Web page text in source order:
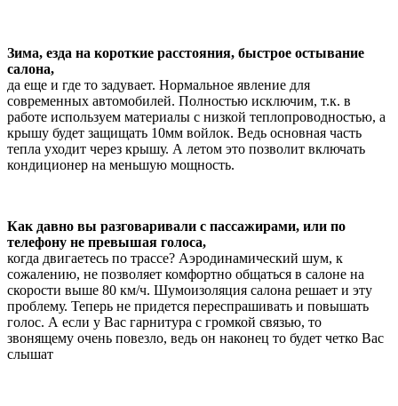
Зима, езда на короткие расстояния, быстрое остывание
салона,
да еще и где то задувает. Нормальное явление для
современных автомобилей. Полностью исключим, т.к. в
работе используем материалы с низкой теплопроводностью, а
крышу будет защищать 10мм войлок. Ведь основная часть
тепла уходит через крышу. А летом это позволит включать
кондиционер на меньшую мощность.
Как давно вы разговаривали с пассажирами, или по
телефону не превышая голоса,
когда двигаетесь по трассе? Аэродинамический шум, к
сожалению, не позволяет комфортно общаться в салоне на
скорости выше 80 км/ч. Шумоизоляция салона решает и эту
проблему. Теперь не придется переспрашивать и повышать
голос. А если у Вас гарнитура с громкой связью, то
звонящему очень повезло, ведь он наконец то будет четко Вас
слышат